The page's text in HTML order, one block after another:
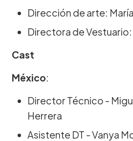
Dirección de arte:
Directora de
Cast
México:
Director Técnico -
Herrera
Asistente DT - Vanya